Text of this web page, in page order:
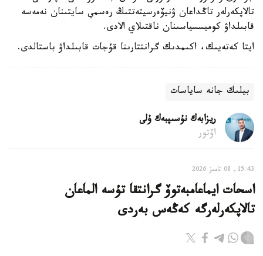
تالاپكەرلەر تاڭداعان ۋنيۆەرسيتەتتىڭ رەسمي سايتىنان نەمەسە
قابىلداۋ كوميسسياسىنان ناقتىلاي الادى.
ايتا كەتەيىك، اكىمدىك گرانتتارىنا قۇجات قابىلداۋ باستالدى.
بيلىك جانە ساياسات
ريزابەك نۇسىپبەك ۇلى
اۆتور
15:43, 08 تامىز 2026
اسحات ايماعامبەتوۆ گرانتقا تۇسە الماعان
تالاپكەرلەرگە كەڭەس بەردى